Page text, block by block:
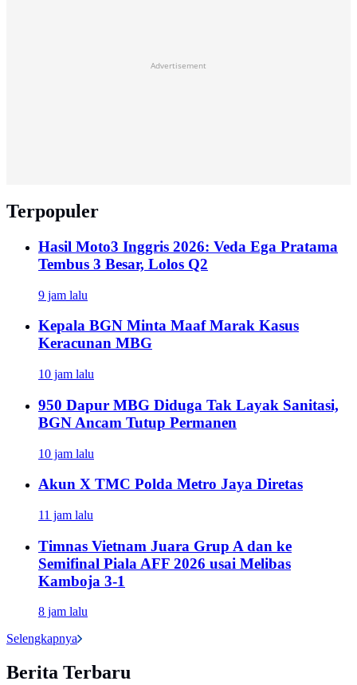
Advertisement
Terpopuler
Hasil Moto3 Inggris 2026: Veda Ega Pratama
Tembus 3 Besar, Lolos Q2
9 jam lalu
Kepala BGN Minta Maaf Marak Kasus
Keracunan MBG
10 jam lalu
950 Dapur MBG Diduga Tak Layak Sanitasi,
BGN Ancam Tutup Permanen
10 jam lalu
Akun X TMC Polda Metro Jaya Diretas
11 jam lalu
Timnas Vietnam Juara Grup A dan ke
Semifinal Piala AFF 2026 usai Melibas
Kamboja 3-1
8 jam lalu
Selengkapnya
Berita Terbaru